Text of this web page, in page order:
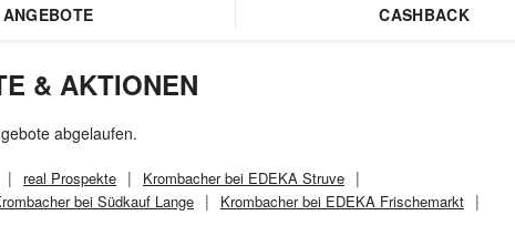
ANGEBOTE CASHBACK
& AKTIONEN
abgelaufen.
real Prospekte
Krombacher bei EDEKA Struve
bei Südkauf Lange
Krombacher bei EDEKA Frischemarkt